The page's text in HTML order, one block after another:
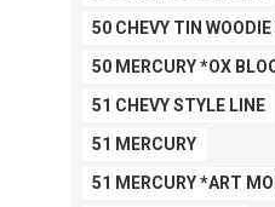
50 CHEVY TIN WOODIE
50 MERCURY *OX
51 CHEVY STYLE LINE
51 MERCURY
51 MERCURY *ART